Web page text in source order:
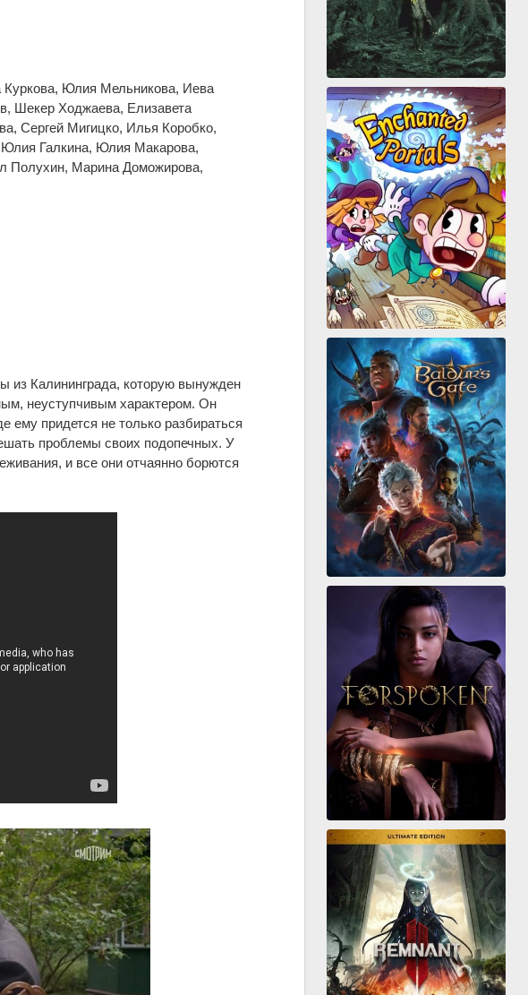
Куркова, Юлия Мельникова, Иева
Шекер Ходжаева, Елизавета
Сергей Мигицко, Илья Коробко,
Галкина, Юлия Макарова,
Полухин, Марина Доможирова,
из Калининграда, которую вынужден
неуступчивым характером. Он
ему придется не только разбираться
проблемы своих подопечных. У
и все они отчаянно борются